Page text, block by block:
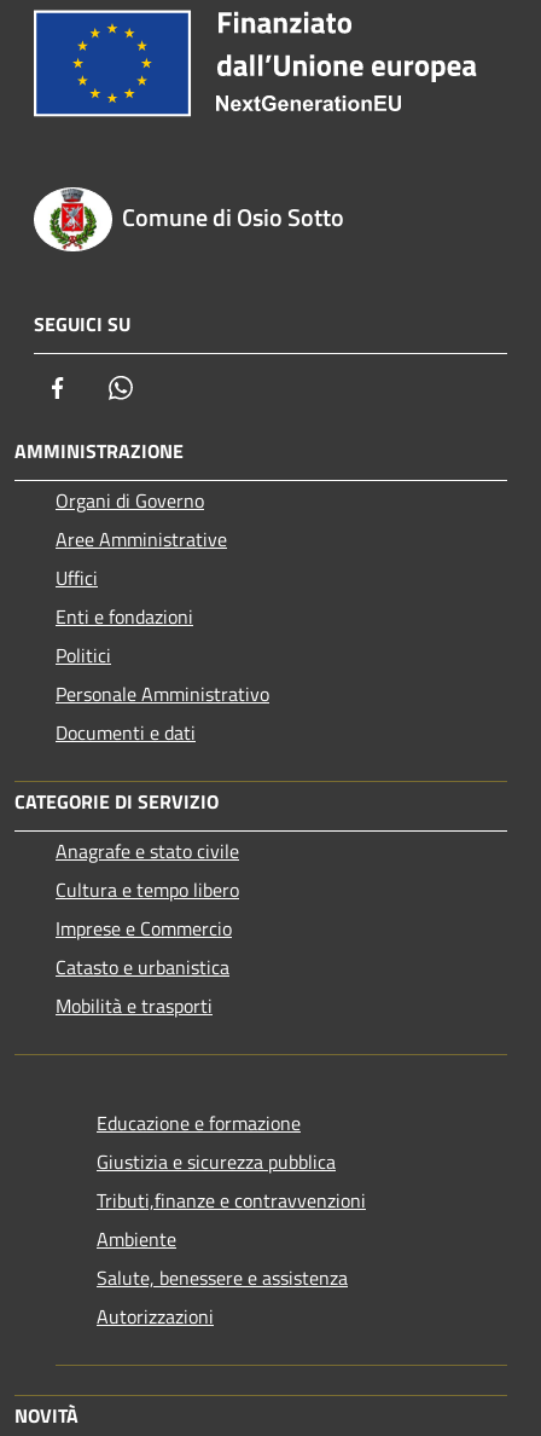
Comune di Osio Sotto
SEGUICI SU
Facebook
AMMINISTRAZIONE
Organi di Governo
Aree Amministrative
Uffici
Enti e fondazioni
Politici
Personale Amministrativo
Documenti e dati
CATEGORIE DI SERVIZIO
Anagrafe e stato civile
Cultura e tempo libero
Imprese e Commercio
Catasto e urbanistica
Mobilità e trasporti
Educazione e formazione
Giustizia e sicurezza pubblica
Tributi,finanze e contravvenzioni
Ambiente
Salute, benessere e assistenza
Autorizzazioni
NOVITÀ